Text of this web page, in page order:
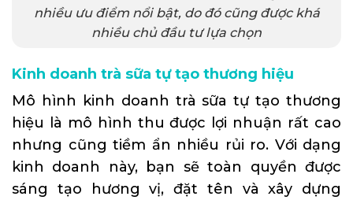
nhiều ưu điểm nổi bật, do đó cũng được khá
nhiều chủ đầu tư lựa chọn
Kinh doanh trà sữa tự tạo thương hiệu
Mô hình kinh doanh trà sữa tự tạo thương
hiệu là mô hình thu được lợi nhuận rất cao
nhưng cũng tiềm ẩn nhiều rủi ro. Với dạng
kinh doanh này, bạn sẽ toàn quyền được
sáng tạo hương vị, đặt tên và xây dựng